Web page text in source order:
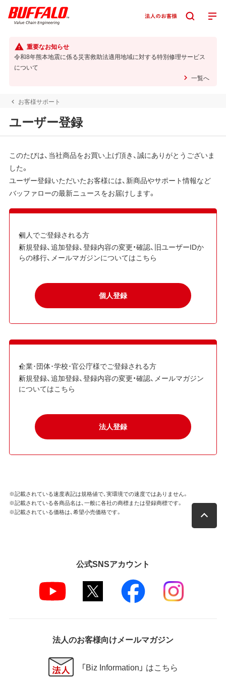
重要なお知らせ
令和8年熊本地震に係る災害救助法適用地域に対する特別修理サービス
について
一覧へ
お客様サポート
ユーザー登録
このたびは、当社商品をお買い上げ頂き、誠にありがとうございま
した。
ユーザー登録いただいたお客様には、新商品やサポート情報など
バッファローの最新ニュースをお届けします。
個人でご登録される方
新規登録、追加登録、登録内容の変更・確認、旧ユーザーIDか
らの移行、メールマガジンについてはこちら
個人登録
企業･団体･学校･官公庁様でご登録される方
新規登録、追加登録、登録内容の変更・確認、メールマガジン
についてはこちら
法人登録
※記載されている速度表記は規格値で、実環境での速度ではありません。
※記載されている各商品名は、一般に各社の商標または登録商標です。
※記載されている価格は、希望小売価格です。
公式SNSアカウント
法人のお客様向けメールマガジン
「Biz Information」 はこちら